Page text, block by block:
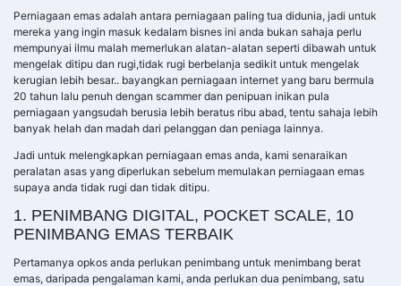
Perniagaan emas adalah antara perniagaan paling tua didunia, jadi untuk
mereka yang ingin masuk kedalam bisnes ini anda bukan sahaja perlu
mempunyai ilmu malah memerlukan alatan-alatan seperti dibawah untuk
mengelak ditipu dan rugi,tidak rugi berbelanja sedikit untuk mengelak
kerugian lebih besar.. bayangkan perniagaan internet yang baru bermula
20 tahun lalu penuh dengan scammer dan penipuan inikan pula
perniagaan yangsudah berusia lebih beratus ribu abad, tentu sahaja lebih
banyak helah dan madah dari pelanggan dan peniaga lainnya.
Jadi untuk melengkapkan perniagaan emas anda, kami senaraikan
peralatan asas yang diperlukan sebelum memulakan perniagaan emas
supaya anda tidak rugi dan tidak ditipu.
1. PENIMBANG DIGITAL, POCKET SCALE, 10
PENIMBANG EMAS TERBAIK
Pertamanya opkos anda perlukan penimbang untuk menimbang berat
emas, daripada pengalaman kami, anda perlukan dua penimbang, satu